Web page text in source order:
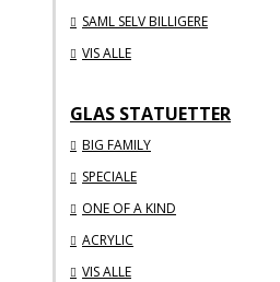
SAML SELV BILLIGERE
VIS ALLE
GLAS STATUETTER
BIG FAMILY
SPECIALE
ONE OF A KIND
ACRYLIC
VIS ALLE